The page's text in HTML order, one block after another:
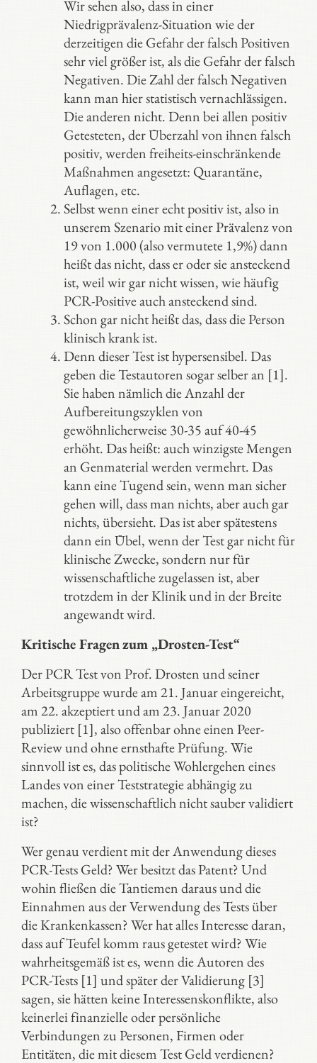
Wir sehen also, dass in einer
Niedrigprävalenz-Situation wie der
derzeitigen die Gefahr der falsch Positiven
sehr viel größer ist, als die Gefahr der falsch
Negativen. Die Zahl der falsch Negativen
kann man hier statistisch vernachlässigen.
Die anderen nicht. Denn bei allen positiv
Getesteten, der Überzahl von ihnen falsch
positiv, werden freiheits-einschränkende
Maßnahmen angesetzt: Quarantäne,
Auflagen, etc.
Selbst wenn einer echt positiv ist, also in
unserem Szenario mit einer Prävalenz von
19 von 1.000 (also vermutete 1,9%) dann
heißt das nicht, dass er oder sie ansteckend
ist, weil wir gar nicht wissen, wie häufig
PCR-Positive auch ansteckend sind.
Schon gar nicht heißt das, dass die Person
klinisch krank ist.
Denn dieser Test ist hypersensibel. Das
geben die Testautoren sogar selber an [1].
Sie haben nämlich die Anzahl der
Aufbereitungszyklen von
gewöhnlicherweise 30-35 auf 40-45
erhöht. Das heißt: auch winzigste Mengen
an Genmaterial werden vermehrt. Das
kann eine Tugend sein, wenn man sicher
gehen will, dass man nichts, aber auch gar
nichts, übersieht. Das ist aber spätestens
dann ein Übel, wenn der Test gar nicht für
klinische Zwecke, sondern nur für
wissenschaftliche zugelassen ist, aber
trotzdem in der Klinik und in der Breite
angewandt wird.
Kritische Fragenzum „Drosten-Test“
Der PCR Test von Prof. Drosten und seiner
Arbeitsgruppe wurde am 21. Januar eingereicht,
am 22. akzeptiert und am 23. Januar 2020
publiziert [1], also offenbar ohne einen Peer-
Review und ohne ernsthafte Prüfung. Wie
sinnvoll ist es, das politische Wohlergehen eines
Landes von einer Teststrategie abhängig zu
machen, die wissenschaftlich nicht sauber validiert
ist?
Wer genau verdient mit der Anwendung dieses
PCR-Tests Geld? Wer besitzt das Patent? Und
wohin fließen die Tantiemen daraus und die
Einnahmen aus der Verwendung des Tests über
die Krankenkassen? Wer hat alles Interesse daran,
dass auf Teufel komm raus getestet wird? Wie
wahrheitsgemäß ist es, wenn die Autoren des
PCR-Tests [1] und später der Validierung [3]
sagen, sie hätten keine Interessenskonflikte, also
keinerlei finanzielle oder persönliche
Verbindungen zu Personen, Firmen oder
Entitäten, die mit diesem Test Geld verdienen?